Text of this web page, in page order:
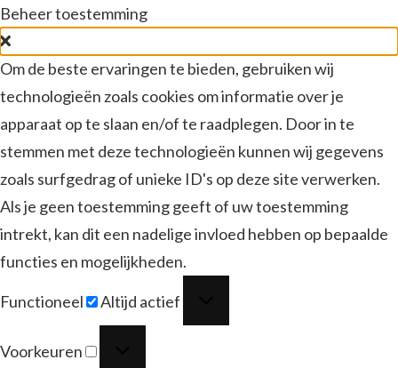
Beheer toestemming
Om de beste ervaringen te bieden, gebruiken wij
technologieën zoals cookies om informatie over je
apparaat op te slaan en/of te raadplegen. Door in te
stemmen met deze technologieën kunnen wij gegevens
zoals surfgedrag of unieke ID's op deze site verwerken.
Als je geen toestemming geeft of uw toestemming
intrekt, kan dit een nadelige invloed hebben op bepaalde
functies en mogelijkheden.
Functioneel Altijd actief
Voorkeuren